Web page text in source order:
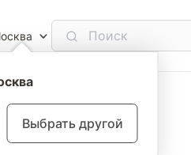
Выбрать другой